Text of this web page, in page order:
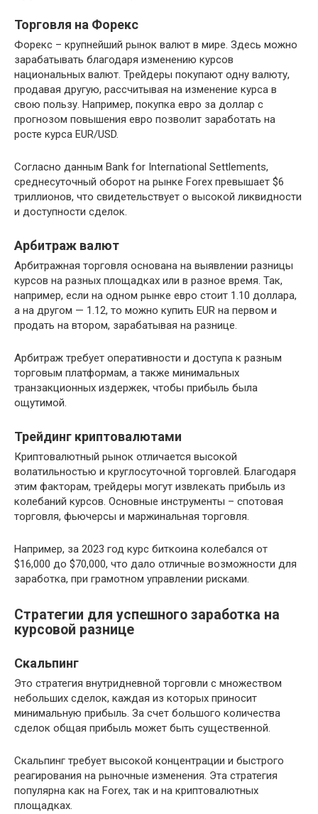
Торговля на Форекс
Форекс – крупнейший рынок валют в мире. Здесь можно
зарабатывать благодаря изменению курсов
национальных валют. Трейдеры покупают одну валюту,
продавая другую, рассчитывая на изменение курса в
свою пользу. Например, покупка евро за доллар с
прогнозом повышения евро позволит заработать на
росте курса EUR/USD.
Согласно данным Bank for International Settlements,
среднесуточный оборот на рынке Forex превышает $6
триллионов, что свидетельствует о высокой ликвидности
и доступности сделок.
Арбитраж валют
Арбитражная торговля основана на выявлении разницы
курсов на разных площадках или в разное время. Так,
например, если на одном рынке евро стоит 1.10 доллара,
а на другом — 1.12, то можно купить EUR на первом и
продать на втором, зарабатывая на разнице.
Арбитраж требует оперативности и доступа к разным
торговым платформам, а также минимальных
транзакционных издержек, чтобы прибыль была
ощутимой.
Трейдинг криптовалютами
Криптовалютный рынок отличается высокой
волатильностью и круглосуточной торговлей. Благодаря
этим факторам, трейдеры могут извлекать прибыль из
колебаний курсов. Основные инструменты – спотовая
торговля, фьючерсы и маржинальная торговля.
Например, за 2023 год курс биткоина колебался от
$16,000 до $70,000, что дало отличные возможности для
заработка, при грамотном управлении рисками.
Стратегии для успешного заработка на
курсовой разнице
Скальпинг
Это стратегия внутридневной торговли с множеством
небольших сделок, каждая из которых приносит
минимальную прибыль. За счет большого количества
сделок общая прибыль может быть существенной.
Скальпинг требует высокой концентрации и быстрого
реагирования на рыночные изменения. Эта стратегия
популярна как на Forex, так и на криптовалютных
площадках.